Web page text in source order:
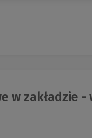
w zakładzie -